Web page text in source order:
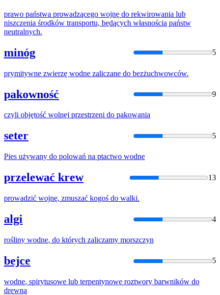
prawo państwa prowadzącego wojnę do rekwirowania lub
niszczenia środków transportu, będących własnością państw
neutralnych.
minóg 5
prymitywne zwierzę wodne zaliczane do bezżuchwowców.
pakowność 9
czyli objętość wolnej przestrzeni do pakowania
seter 5
Pies używany do polowań na ptactwo wodne
przelewać krew 13
prowadzić wojnę, zmuszać kogoś do walki.
algi 4
rośliny wodne, do których zaliczamy morszczyn
bejce 5
wodne, spirytusowe lub terpentynowe roztwory barwników do
drewna